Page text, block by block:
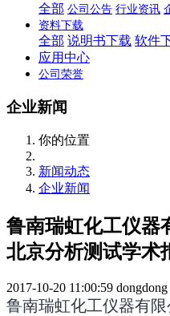
全部 公司公告 行业资讯
资料下载
全部 说明书下载 软件
应用中心
公司荣誉
企业新闻
你的位置
新闻动态
企业新闻
鲁南瑞虹化工仪器
北京分析测试学术
2017-10-20 11:00:59 dongdong
鲁南瑞虹化工仪器有